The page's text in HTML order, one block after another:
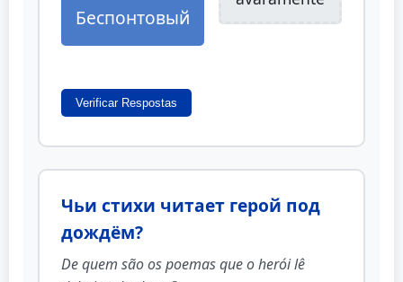
Беспонтовый
Verificar Respostas
Чьи стихи читает герой под
дождём?
De quem são os poemas que o herói lê